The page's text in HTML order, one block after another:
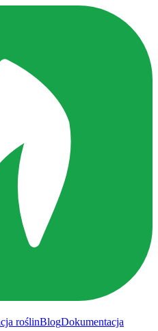
roślinBlogDokumentacja